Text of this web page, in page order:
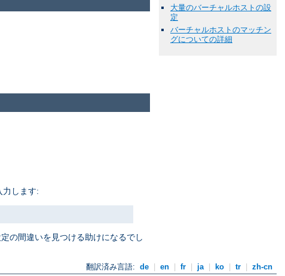
大量のバーチャルホストの設
定
バーチャルホストのマッチン
グについての詳細
力します:
の間違いを見つける助けになるでし
翻訳済み言語: de en fr ja ko tr
zh-cn